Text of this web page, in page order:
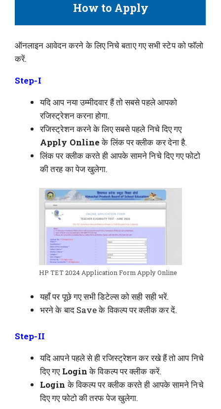
How to Apply
ऑनलाइन आवेदन करने के लिए निचे बताए गए सभी स्टेप को फॉलो
करें.
Step-I
यदि आप नया उम्मीदवार हैं तो सबसे पहले आपको
रजिस्ट्रेशन करना होगा.
रजिस्ट्रेशन करने के लिए सबसे पहले निचे दिए गए
Apply Onlineके लिंक पर क्लीक कर देना है.
लिंक पर क्लीक करते ही आपके सामने निचे दिए गए फोटो
की तरह का पेज खुलेगा.
HP TET 2024 Application Form Apply Online
यहाँ पर पूछे गए सभी डिटेल्स को सही सही भरें.
भरने के बाद Save के विकल्प पर क्लीक कर दें.
Step-II
यदि आपने पहले से ही रजिस्ट्रेशन कर रखे हैं तो आप निचे
दिए गए Loginके विकल्प पर क्लीक करें.
Loginके विकल्प पर क्लीक करते ही आपके सामने निचे
दिए गए फोटो की तरफ पेज खुलेगा.